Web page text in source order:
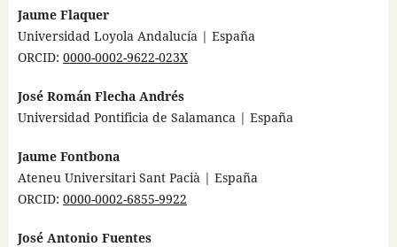
Jaume Flaquer
Universidad Loyola Andalucía | España
ORCID: 0000-0002-9622-023X
José Román Flecha Andrés
Universidad Pontificia de Salamanca | España
Jaume Fontbona
Ateneu Universitari Sant Pacià | España
ORCID: 0000-0002-6855-9922
José Antonio Fuentes